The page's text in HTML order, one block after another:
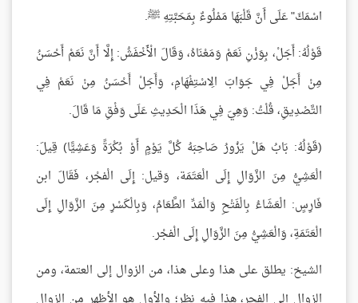
اسْمَكَ" عَلَى أَنَّ قَلْبَهَا مَمْلُوءٌ بِمَحَبَّتِهِ ﷺ.
قَوْلُهُ: أَجَلْ، بِوَزْنِ نَعَمْ وَمَعْنَاهُ، وَقَالَ الْأَخْفَشُ: إِلَّا أَنَّ نَعَمْ أَحْسَنُ
مِنْ أَجَلْ فِي جَوَابَ الِاسْتِفْهَامِ، وَأَجَلْ أَحْسَنُ مِنْ نَعَمْ فِي
التَّصْدِيقِ، قُلْتُ: وَهِيَ فِي هَذَا الْحَدِيثِ عَلَى وَفْقِ مَا قَالَ.
(قَوْلُهُ: بَابُ هَلْ يَزُورُ صَاحِبَهُ كُلَّ يَوْمٍ أَوْ بُكْرَةً وَعَشِيًّا) قِيلَ:
الْعَشِيُّ مِنَ الزَّوَالِ إِلَى الْعَتَمَة، وَقيل: إِلَى الْفجْر، فَقَالَ ابن
فَارِسٍ: الْعَشَاءُ بِالْفَتْحِ وَالْمَدِّ الطَّعَامُ، وَبِالْكَسْرِ مِنَ الزَّوَالِ إِلَى
الْعَتَمَةِ، وَالْعَشِيُّ مِنَ الزَّوَالِ إِلَى الْفجْر.
الشيخ: يطلق على هذا وعلى هذا، من الزوال إلى العتمة، ومن